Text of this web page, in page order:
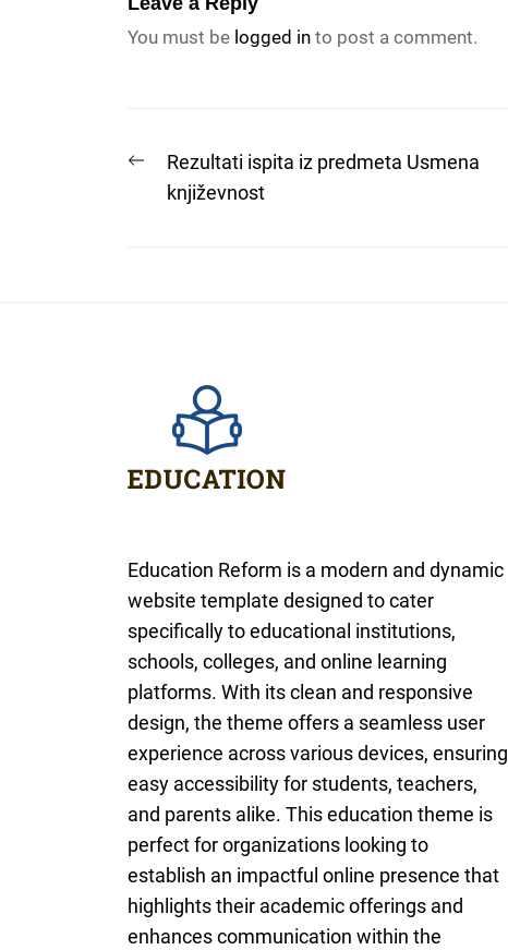
You must be logged in to post a comment.
Post
navigation
Previous
post:
Rezultati ispita iz predmeta Usmena
književnost
Education Reform is a modern and dynamic
website template designed to cater
specifically to educational institutions,
schools, colleges, and online learning
platforms. With its clean and responsive
design, the theme offers a seamless user
experience across various devices, ensuring
easy accessibility for students, teachers,
and parents alike. This education theme is
perfect for organizations looking to
establish an impactful online presence that
highlights their academic offerings and
enhances communication within the